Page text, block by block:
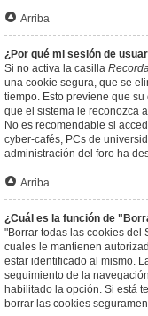
Arriba
¿Por qué mi sesión de
Si no activa la casilla
una cookie segura, que se
tiempo. Esto previene que
que el sistema le reconozca
No es recomendable si
cyber-cafés, PCs de
administración del foro ha
Arriba
¿Cuál es la función de
"Borrar todas las cookies del
cuales le mantienen
estar identificado al mismo.
seguimiento de la
habilitado la opción. Si está
borrar las cookies